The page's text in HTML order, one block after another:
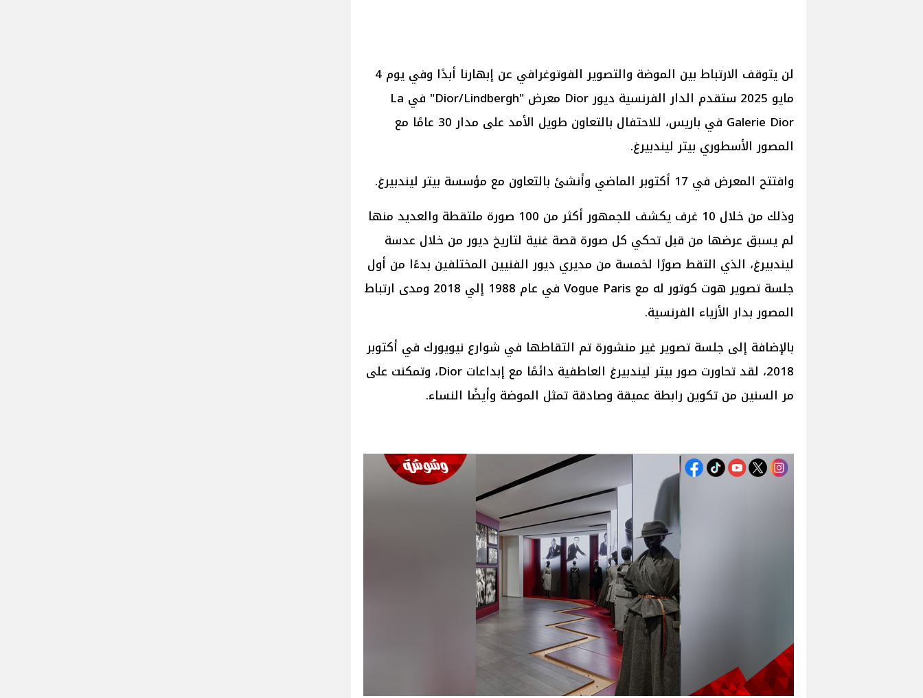
لن يتوقف الارتباط بين الموضة والتصوير الفوتوغرافي عن إبهارنا أبدًا وفي يوم 4
مايو 2025 ستقدم الدار الفرنسية ديور Dior معرض "Dior/Lindbergh" في La
Galerie Dior في باريس، للاحتفال بالتعاون طويل الأمد على مدار 30 عامًا مع
المصور الأسطوري بيتر ليندبيرغ.
وافتتح المعرض في 17 أكتوبر الماضي وأنشئ بالتعاون مع مؤسسة بيتر ليندبيرغ.
وذلك من خلال 10 غرف يكشف للجمهور أكثر من 100 صورة ملتقطة و
العديد منها
لم يسبق عرضها من قبل تحكي كل صورة قصة غنية لتاريخ ديور من خلال عدسة
ليندبيرغ، الذي التقط صورًا لخمسة من مديري ديور الفنيين المختلفين بدءًا من أول
جلسة تصوير هوت كوتور له مع Vogue Paris في عام 1988 إلي
2018 ومدى ارتباط
المصور بدار الأزياء الفرنسية.
بالإضافة إلى جلسة تصوير غير منشورة تم التقاطها في شوارع نيويورك في أكتوبر
2018، لقد تحاورت صور بيتر ليندبيرغ العاطفية دائمًا مع إبداعات Dior، وتمكنت على
مر السنين من تكوين رابطة عميقة وصادقة تمثل الموضة وأيضًا النساء.